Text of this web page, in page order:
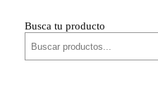
Busca tu producto